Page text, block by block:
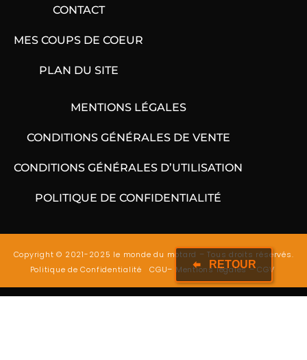
CONTACT
MES COUPS DE COEUR
PLAN DU SITE
MENTIONS LÉGALES
CONDITIONS GÉNÉRALES DE VENTE
CONDITIONS GÉNÉRALES D’UTILISATION
POLITIQUE DE CONFIDENTIALITÉ
Copyright © 2021-2025 le monde du motard – Tous droits réservés.
Politique de Confidentialité
CGU– Mentions légales–CGV
RETOUR